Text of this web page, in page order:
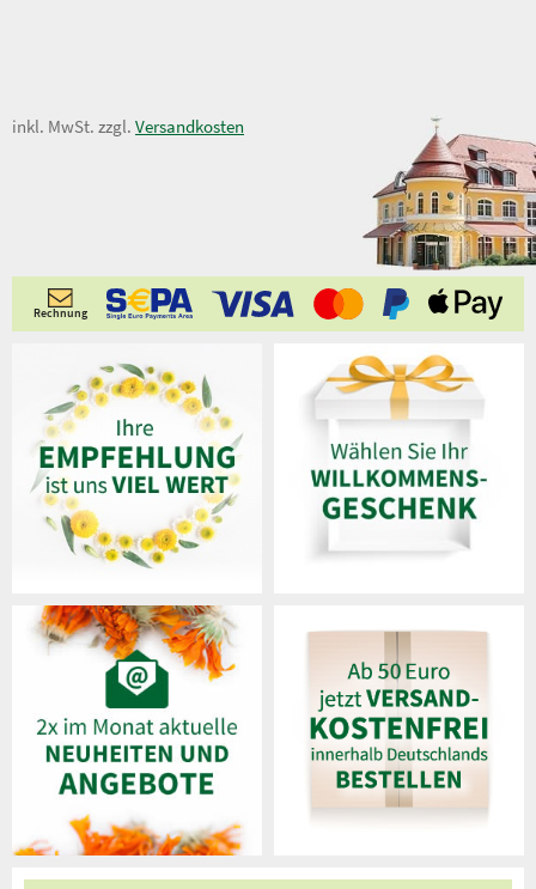
5,50 €
inkl. MwSt. zzgl. Versandkosten
Rechnung